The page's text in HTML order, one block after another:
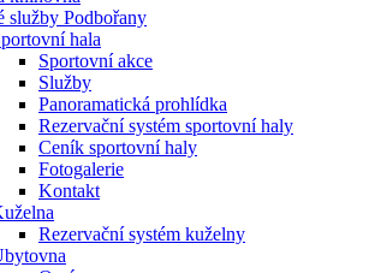
služby Podbořany
hala
Sportovní akce
Služby
Panoramatická prohlídka
Rezervační systém sportovní haly
Ceník sportovní haly
Fotogalerie
Kontakt
Rezervační systém kuželny